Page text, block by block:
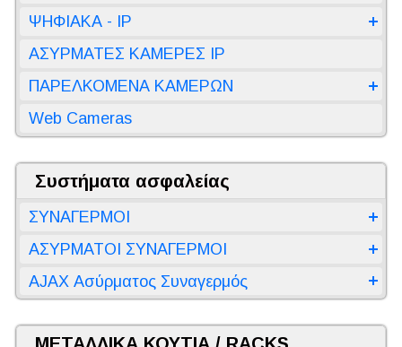
ΨΗΦΙΑΚΑ - IP
ΑΣΥΡΜΑΤΕΣ ΚΑΜΕΡΕΣ IP
ΠΑΡΕΛΚΟΜΕΝΑ ΚΑΜΕΡΩΝ
Web Cameras
Συστήματα ασφαλείας
ΣΥΝΑΓΕΡΜΟΙ
ΑΣΥΡΜΑΤΟΙ ΣΥΝΑΓΕΡΜΟΙ
AJAX Ασύρματος Συναγερμός